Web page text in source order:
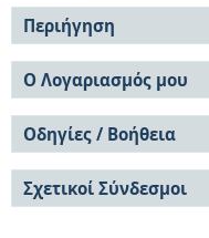
Περιήγηση
Σε όλο το DSpace
Κοινότητες & Συλλογές
Ανά Ημερομηνία
Έκδοσης
Συγγραφείς
Τίτλοι
Θέματα
Ο Λογαριασμός μου
Σύνδεση
Εγγραφή
Οδηγίες / Βοήθεια
Οδηγίες Υποβολής
Οδηγίες Χρήσης ΙΑ
Συχνές Ερωτήσεις
Σχετικοί Σύνδεσμοι